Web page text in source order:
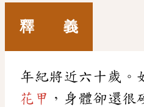
釋 義
年紀將近六十歲。
花甲 ，身體卻還很